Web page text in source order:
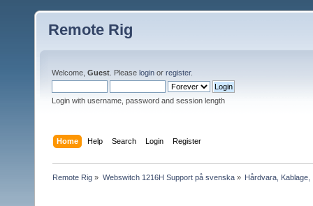
Remote Rig
Welcome, Guest . Please login or register.
Login with username, password and session length
Home Help Search Login Register
Remote Rig » Webswitch 1216H Support på svenska» Hårdvara, Kablage,